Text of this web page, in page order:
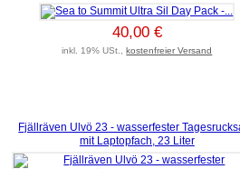
40,00 €
inkl. 19% USt.,kostenfreier Versand
Fjällräven Ulvö 23 - wasserfester
mit Laptopfach, 23 Liter